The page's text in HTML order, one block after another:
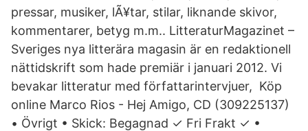
pressar, musiker, lÃ¥tar, stilar, liknande skivor,
kommentarer, betyg m.m.. LitteraturMagazinet –
Sveriges nya litterära magasin är en redaktionell
nättidskrift som hade premiär i januari 2012. Vi
bevakar litteratur med författarintervjuer, Köp
online Marco Rios - Hej Amigo, CD (309225137)
• Övrigt • Skick: Begagnad ✓ Fri Frakt ✓ •